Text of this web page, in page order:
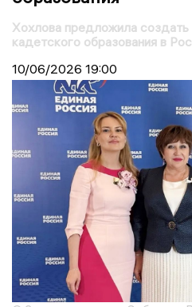
Хохлова предложила
кадетского образования в
10/06/2026 19:00